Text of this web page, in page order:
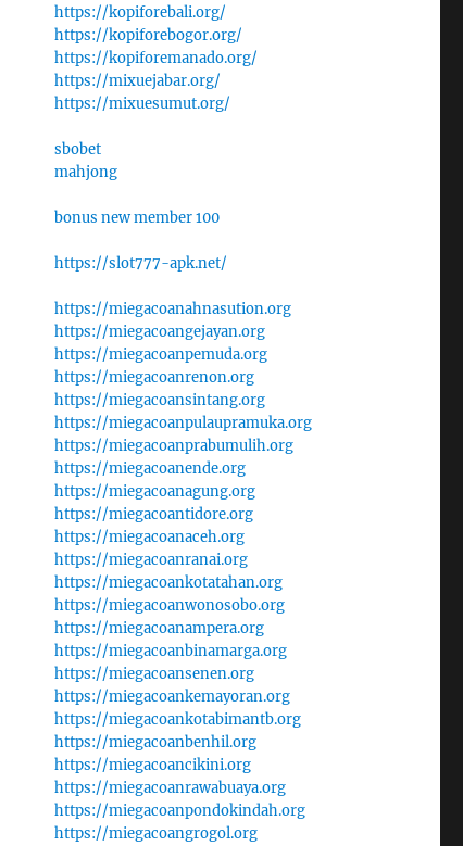
https://kopiforebali.org/
https://kopiforebogor.org/
https://kopiforemanado.org/
https://mixuejabar.org/
https://mixuesumut.org/
sbobet
mahjong
bonus new member 100
https://slot777-apk.net/
https://miegacoanahnasution.org
https://miegacoangejayan.org
https://miegacoanpemuda.org
https://miegacoanrenon.org
https://miegacoansintang.org
https://miegacoanpulaupramuka.org
https://miegacoanprabumulih.org
https://miegacoanende.org
https://miegacoanagung.org
https://miegacoantidore.org
https://miegacoanaceh.org
https://miegacoanranai.org
https://miegacoankotatahan.org
https://miegacoanwonosobo.org
https://miegacoanampera.org
https://miegacoanbinamarga.org
https://miegacoansenen.org
https://miegacoankemayoran.org
https://miegacoankotabimantb.org
https://miegacoanbenhil.org
https://miegacoancikini.org
https://miegacoanrawabuaya.org
https://miegacoanpondokindah.org
https://miegacoangrogol.org